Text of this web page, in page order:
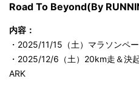
Road To Beyond(By
内容：
・2025/11/15（土）マラソンペ
・2025/12/6（土）20km走＆決
ARK